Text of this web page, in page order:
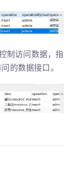
制访问数据，指
的数据接口。